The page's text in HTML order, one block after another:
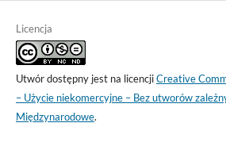
Licencja
Utwór dostępny jest na licencjiCreative
– Użycie niekomercyjne – Bez utworów
Międzynarodowe.